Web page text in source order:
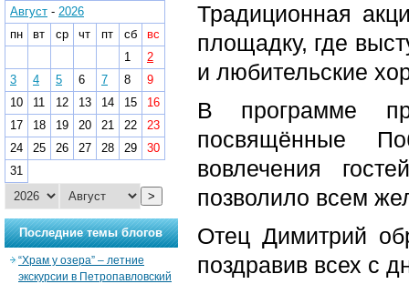
Традиционная
площадку, где
и любительские
В программе
посвящённые
вовлечения
позволило всем
Отец Димитрий
поздравив всех с
Август - 2026
пн
вт ср чт пт сб
вс
1
2
3
4 5 6 7 8
9
10
11 12 13 14 15
16
17
18 19 20 21 22
23
24
25 26 27 28 29
30
31
>
Последние темы блогов
“Храм у озера” – летние
экскурсии в Петропавловский